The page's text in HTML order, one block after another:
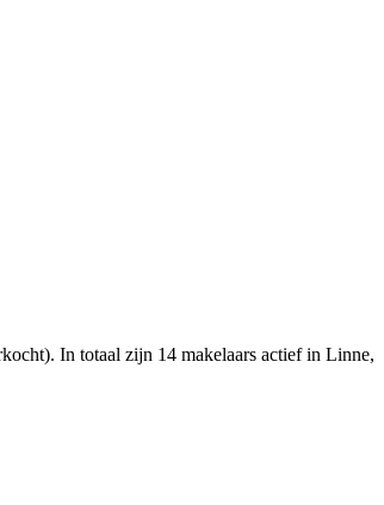
. In totaal zijn 14 makelaars actief in Linne,